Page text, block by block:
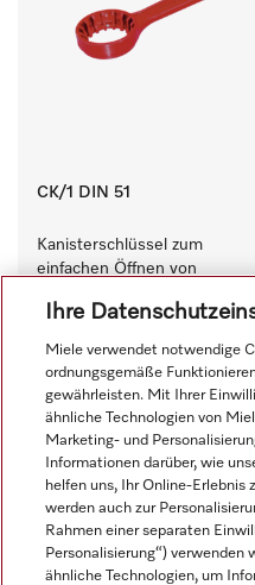
CK/1 DIN 51
Kanisterschlüssel zum
einfachen Öffnen von
Kanistern.
13,00 €zzgl. MwSt.
Ihre
Miele verwendet notwendige
ordnungsgemäße
gewährleisten. Mit Ihrer
ähnliche Technologien von
Marketing- und
Informationen darüber, wie
helfen uns, Ihr Online-Erlebnis
werden auch zur
Rahmen einer separaten
Personalisierung“) verwenden
ähnliche Technologien, um